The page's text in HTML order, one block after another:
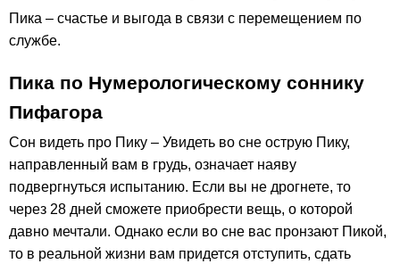
Пика – счастье и выгода в связи с перемещением по
службе.
Пика по Нумерологическому соннику
Пифагора
Сон видеть про Пику – Увидеть во сне острую Пику,
направленный вам в грудь, означает наяву
подвергнуться испытанию. Если вы не дрогнете, то
через 28 дней сможете приобрести вещь, о которой
давно мечтали. Однако если во сне вас пронзают Пикой,
то в реальной жизни вам придется отступить, сдать